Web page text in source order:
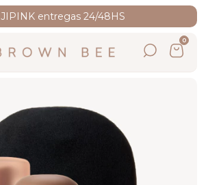
JIPINK entregas 24/48HS
0